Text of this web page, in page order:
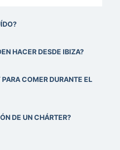
HACER DESDE IBIZA?
COMER DURANTE EL
DE UN CHÁRTER?